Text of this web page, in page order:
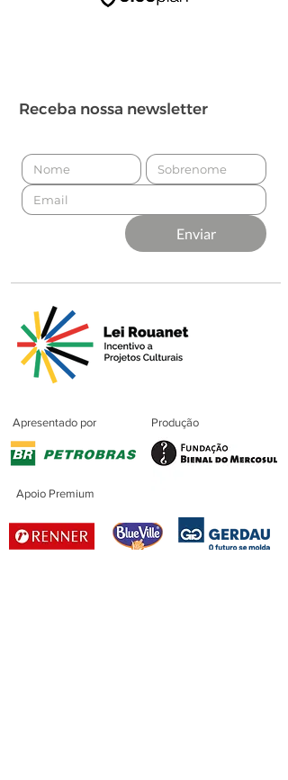
Receba nossa newsletter
Enviar
Apresentado por Produção
Apoio Premium